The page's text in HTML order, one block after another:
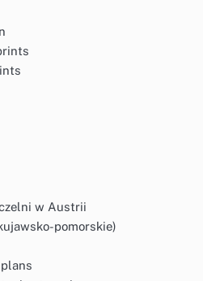
w Austrii
pomorskie)